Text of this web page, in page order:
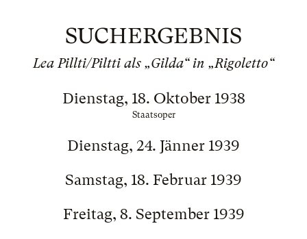
SUCHERGEBNIS
Lea Pillti/Piltti als „Gilda“ in „Rigoletto“
Dienstag, 18. Oktober 1938
Staatsoper
Dienstag, 24. Jänner 1939
Samstag, 18. Februar 1939
Freitag, 8. September 1939